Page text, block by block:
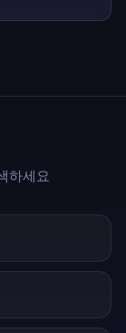
하세요